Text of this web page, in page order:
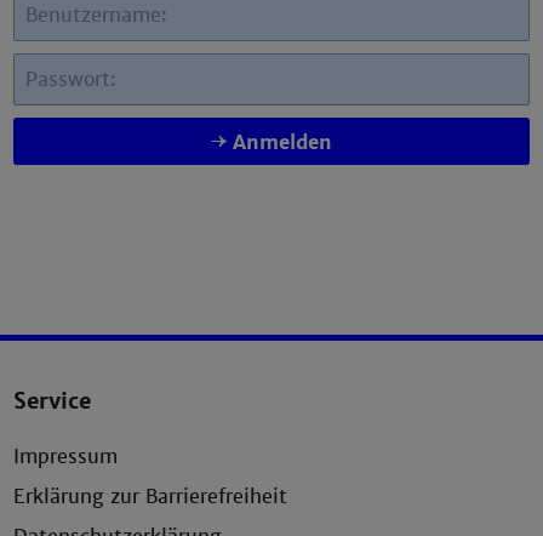
Benutzername:
Passwort:
Anmelden
Service
Impressum
Erklärung zur Barrierefreiheit